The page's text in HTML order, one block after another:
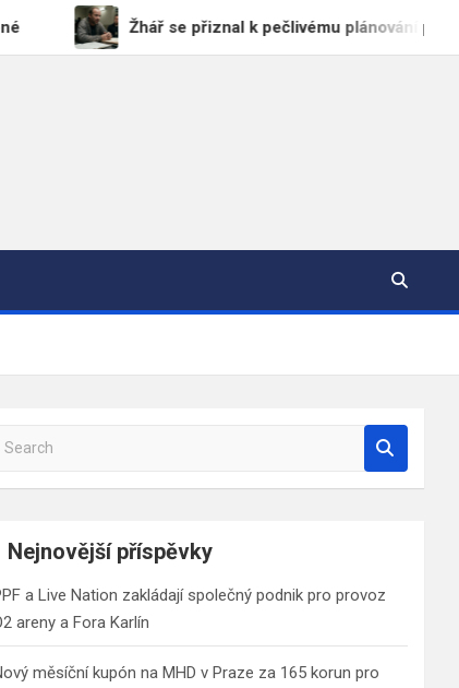
Žhář se přiznal k pečlivému plánování požáru u
Nejnovější příspěvky
a Live Nation zakládají společný podnik pro provoz
areny a Fora Karlín
měsíční kupón na MHD v Praze za 165 korun pro